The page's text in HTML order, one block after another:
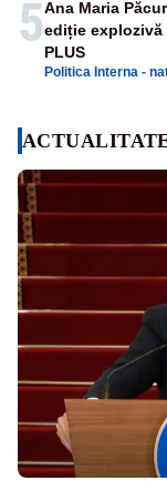
5
Politica Interna -
Ana Maria
ediție explozivă
PLUS